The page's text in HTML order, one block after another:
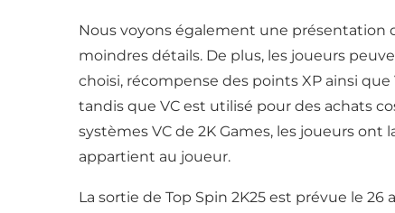
Nous voyons également une présentation
moindres détails. De plus, les joueurs
choisi, récompense des points XP ainsi
tandis que VC est utilisé pour des achats
systèmes VC de 2K Games, les joueurs ont
appartient au joueur.
La sortie de Top Spin 2K25 est prévue le 26